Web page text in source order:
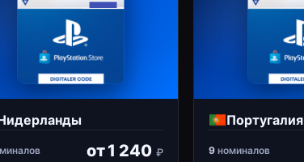
от1 240 ₽
Португалия
9 номиналов